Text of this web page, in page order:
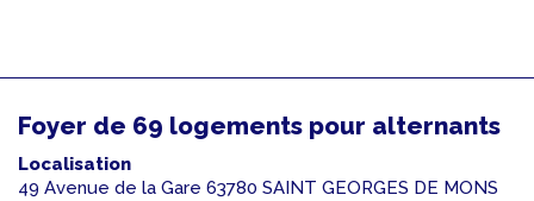
Foyer de 69 logements pour alternants
Localisation
49 Avenue de la Gare 63780 SAINT GEORGES DE MONS